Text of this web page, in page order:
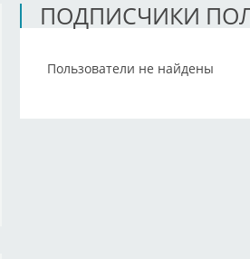
ПОДПИСЧИКИ
Пользователи не найдены